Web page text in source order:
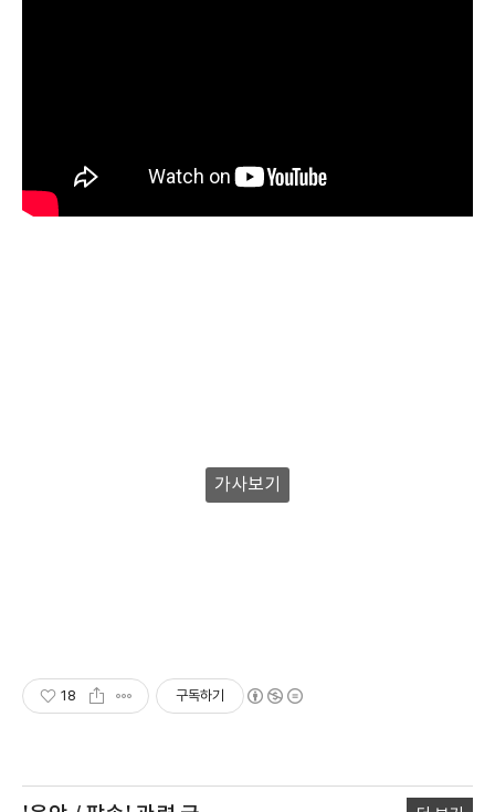
가사보기
18 구독하기